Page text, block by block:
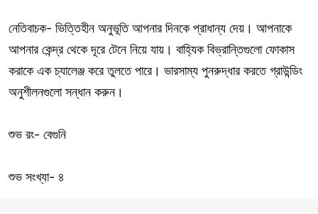
নেতিবাচক- ভিত্তিহীন অনুভূতি আপনার দিনকে প্রাধান্য দেয়। আপনাকে
আপনার কেন্দ্র থেকে দূরে টেনে নিয়ে যায়। বাহ্যিক বিভ্রান্তিগুলো ফোকাস
করাকে এক চ্যালেঞ্জ করে তুলতে পারে। ভারসাম্য পুনরুদ্ধার করতে গ্রাউন্ডিং
অনুশীলনগুলো সন্ধান করুন।
শুভ রং- বেগুনি
শুভ সংখ্যা- ৪